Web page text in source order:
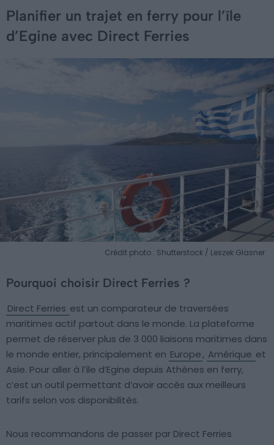
Planifier un trajet en ferry pour l’île
d’Egine avec Direct Ferries
Crédit photo : Shutterstock / Leszek Glasner
Pourquoi choisir Direct Ferries ?
Direct Ferries est un comparateur de traversées
maritimes actif partout dans le monde. La plateforme
permet de réserver plus de 3 000 liaisons maritimes dans
le monde entier, principalement en Europe, Amérique et
Asie. Pour aller à l’île d’Egine depuis Athènes en ferry,
c’est un outil permettant d’avoir accès aux meilleurs
tarifs selon vos disponibilités.
Nous recommandons de passer par Direct Ferries